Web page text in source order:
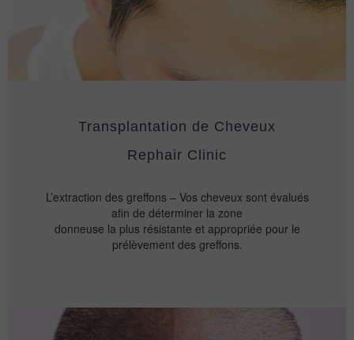
Transplantation de Cheveux
Rephair Clinic
L’extraction des greffons – Vos cheveux sont évalués
afin de déterminer la zone
donneuse la plus résistante et appropriée pour le
prélèvement des greffons.